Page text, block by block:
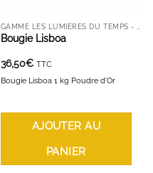
GAMME LES LUMIÈRES DU TEMPS - BOUGIES ET DIFFUSEURS
Bougie Lisboa
36,50€ TTC
Bougie Lisboa 1 kg Poudre d'Or
AJOUTER AU
PANIER